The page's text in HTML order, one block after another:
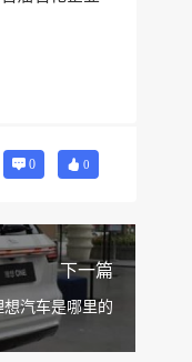
0 0
下一篇
汽车是哪里的